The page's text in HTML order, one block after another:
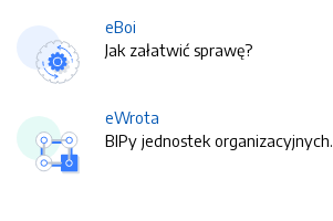
eBoi
Jak załatwić sprawę?
eWrota
BIPy jednostek organizacyjnych.